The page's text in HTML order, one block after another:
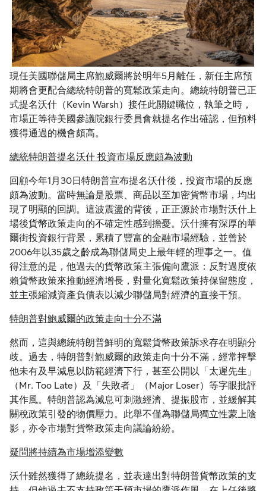
現任美國聯儲局主席鮑威爾將於明年5月離任，新任主席預
期將會更配合總統特朗普的寬鬆政策走向。總統特朗普已正
式提名沃什（Kevin Warsh）接任此關鍵職位，執筆之時，
市場正等待美國參議院銀行委員會就提名作出確認，但預料
獲得通過的機會頗高。
總統特朗普提名沃什 投資市場反應頗為波動
回顧今年1月30日特朗普宣布提名沃什後，投資市場的反應
頗為波動。當時無論是股票、商品以至加密貨幣市場，均出
現了明顯的回調。這波震盪的背後，正正源於市場對沃什上
場後貨幣政策走向的不確定性感到擔憂。沃什擁有深厚的華
爾街投資銀行背景，累積了豐富的金融市場經驗，並曾於
2006年以35歲之齡成為聯儲局史上最年輕的理事之一。值
得注意的是，他過去的貨幣政策主張偏向鷹派：反對過度依
賴貨幣政策來推動經濟增長，對量化寬鬆政策持保留態度，
並主張縮減資產負債表以減少聯儲局對經濟的直接干預。
特朗普對鮑威爾的政策走向十分不滿
然而，這與總統特朗普鮮明的寬鬆貨幣政策訴求存在明顯分
歧。過去，特朗普對鮑威爾的政策走向十分不滿，經常抨擊
他未有及早減息以防範經濟下行，甚至公開以「太遲先生」
（Mr. Too Late）及「失敗者」（Major Loser）等字眼批評
其作風。特朗普認為減息可刺激經濟、提振股市，並緩解其
關稅政策引發的物價壓力。此舉不僅為聯儲局獨立性蒙上陰
影，亦令市場對貨幣政策走向議論紛紛。
疑問將持續為市場增添變數
沃什雖然獲得了總統提名，並表達出對特朗普貨幣政策的支